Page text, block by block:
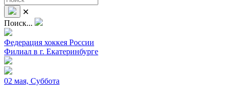
✕
Поиск...
Федерация хоккея России
Филиал в г. Екатеринбурге
02 мая, Суббота